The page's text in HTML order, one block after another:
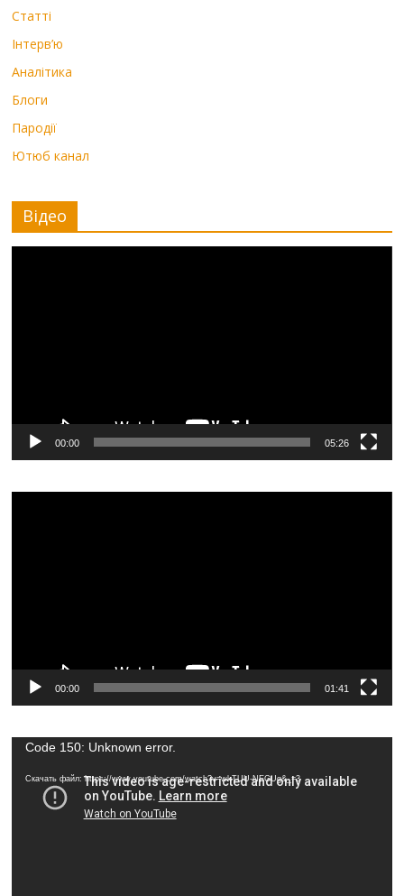
Статті
Інтерв’ю
Аналітика
Блоги
Пародії
Ютюб канал
Відео
00:00 05:26
00:00 01:41
Видеоплеер
Code 150: Unknown error.
Скачать файл: https://www.youtube.com/watch?v=wkTUU-NEGUg&_=3